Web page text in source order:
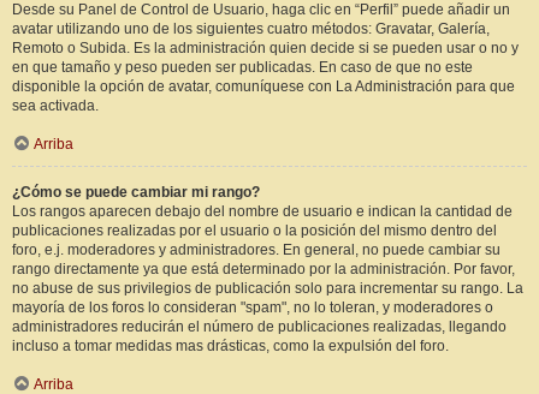
Desde su Panel de Control de Usuario, haga clic en “Perfil” puede añadir un
avatar utilizando uno de los siguientes cuatro métodos: Gravatar, Galería,
Remoto o Subida. Es la administración quien decide si se pueden usar o no y
en que tamaño y peso pueden ser publicadas. En caso de que no este
disponible la opción de avatar, comuníquese con La Administración para que
sea activada.
Arriba
¿Cómo se puede cambiar mi rango?
Los rangos aparecen debajo del nombre de usuario e indican la cantidad de
publicaciones realizadas por el usuario o la posición del mismo dentro del
foro, e.j. moderadores y administradores. En general, no puede cambiar su
rango directamente ya que está determinado por la administración. Por favor,
no abuse de sus privilegios de publicación solo para incrementar su rango. La
mayoría de los foros lo consideran "spam", no lo toleran, y moderadores o
administradores reducirán el número de publicaciones realizadas, llegando
incluso a tomar medidas mas drásticas, como la expulsión del foro.
Arriba